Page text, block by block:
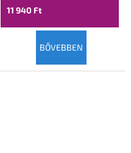
BW.KORFU-CHR
11 940 Ft
BŐVEBBEN